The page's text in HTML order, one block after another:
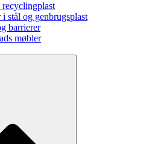
stål og genbrugsplast
barrierer
møbler